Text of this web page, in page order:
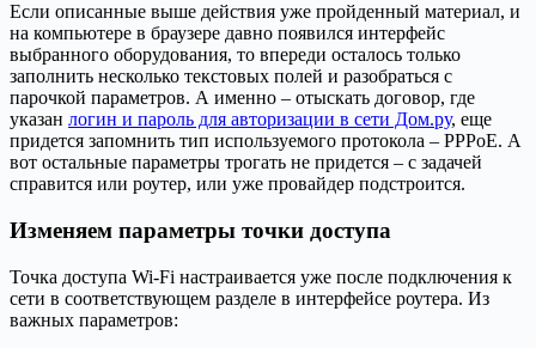
Если описанные выше действия уже пройденный материал, и
на компьютере в браузере давно появился интерфейс
выбранного оборудования, то впереди осталось только
заполнить несколько текстовых полей и разобраться с
парочкой параметров. А именно – отыскать договор, где
указан логин и пароль для авторизации в сети Дом.ру, еще
придется запомнить тип используемого протокола – PPPoE. А
вот остальные параметры трогать не придется – с задачей
справится или роутер, или уже провайдер подстроится.
Изменяем параметры точки доступа
Точка доступа Wi-Fi настраивается уже после подключения к
сети в соответствующем разделе в интерфейсе роутера. Из
важных параметров: